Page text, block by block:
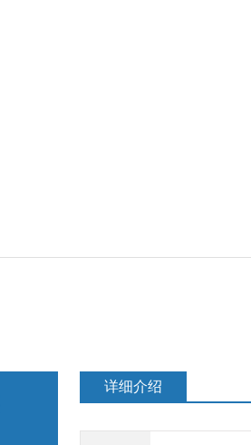
详细介绍